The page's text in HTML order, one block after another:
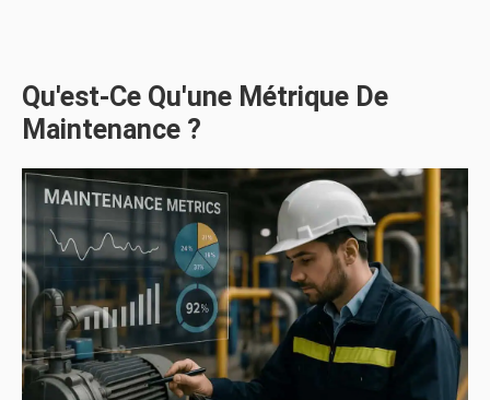
Qu'est-Ce Qu'une Métrique De
Maintenance ?